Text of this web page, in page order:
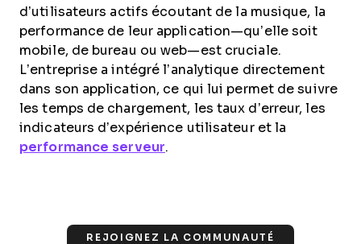
d’utilisateurs actifs écoutant de la musique, la
performance de leur application—qu’elle soit
mobile, de bureau ou web—est cruciale.
L’entreprise a intégré l’analytique directement
dans son application, ce qui lui permet de suivre
les temps de chargement, les taux d’erreur, les
indicateurs d’expérience utilisateur et la
performance serveur.
REJOIGNEZ LA COMMUNAUTÉ